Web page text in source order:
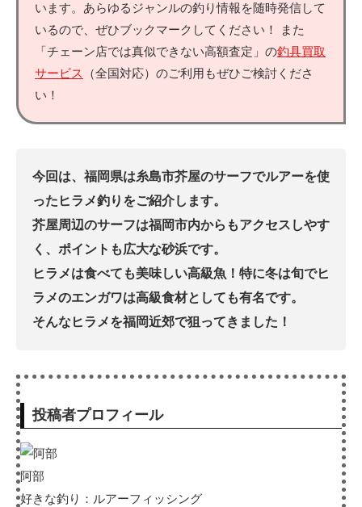
います。あらゆるジャンルの釣り情報を随時発信して
いるので、ぜひブックマークしてください！ また
「チェーン店では真似できない高額査定」の釣具買取
サービス
（全国対応）のご利用もぜひご検討くださ
い！
今回は、福岡県は糸島市芥屋のサーフでルアーを使
ったヒラメ釣りをご紹介します。
芥屋周辺のサーフは福岡市内からもアクセスしやす
く、ポイントも広大な砂浜です。
ヒラメは食べても美味しい高級魚！特に冬は旬でヒ
ラメのエンガワは高級食材としても有名です。
そんなヒラメを福岡近郊で狙ってきました！
投稿者プロフィール
阿部
好きな釣り：ルアーフィッシング